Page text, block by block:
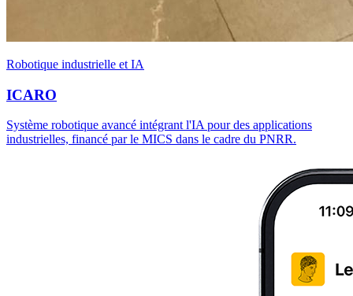
Robotique industrielle et IA
ICARO
Système robotique avancé intégrant l'IA pour des applications
industrielles, financé par le MICS dans le cadre du PNRR.